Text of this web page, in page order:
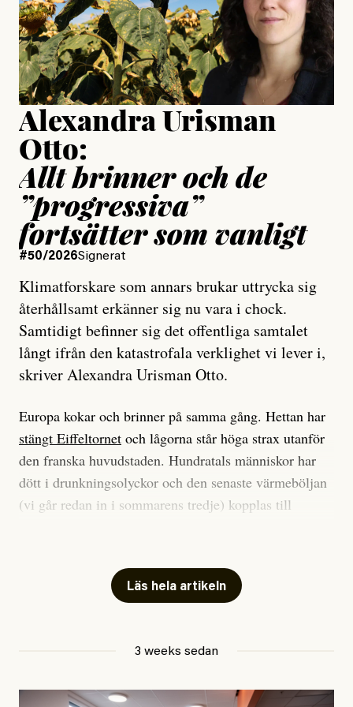
Jesper Lundby
Publicerad15 July, 2026
Uppdaterad15 July, 2026
Alexandra Urisman
Otto:
Allt brinner och de
”progressiva”
fortsätter som vanligt
#50/2026Signerat
Klimatforskare som annars brukar uttrycka sig
återhållsamt erkänner sig nu vara i chock.
Samtidigt befinner sig det offentliga samtalet
långt ifrån den katastrofala verklighet vi lever i,
skriver Alexandra Urisman Otto.
Europa kokar och brinner på samma gång. Hettan har
stängt Eiffeltornet och lågorna står höga strax utanför
den franska huvudstaden. Hundratals människor har
dött i drunkningsolyckor och den senaste värmeböljan
(vi går redan in i sommarens tredje) kopplas till
Har du också panik i hettan? Känns det som en
mardröm? Bra, allt annat vore fullständigt orimligt.
att han brukar vara ganska återhållsam när han
september 2023, när de globala temperaturerna för
Läs hela artikeln
3 weeks sedan